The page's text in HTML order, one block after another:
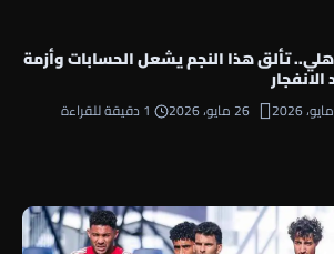
تألق هذا النجم يشعل الحسابات وأزمة
26 مايو، 2026
1 دقيقة للقراءة